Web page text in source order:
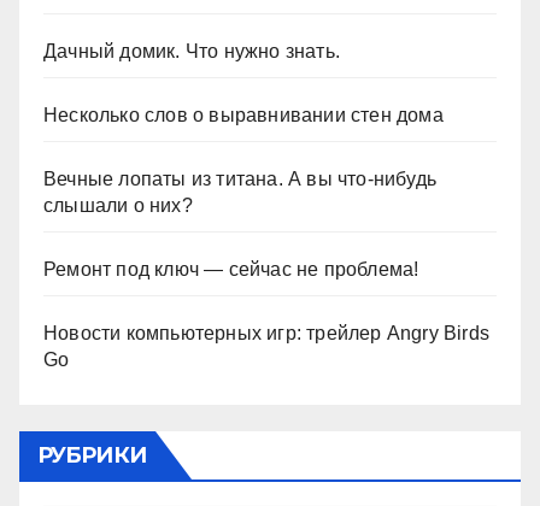
Дачный домик. Что нужно знать.
Несколько слов о выравнивании стен дома
Вечные лопаты из титана. А вы что-нибудь
слышали о них?
Ремонт под ключ — сейчас не проблема!
Новости компьютерных игр: трейлер Angry Birds
Go
РУБРИКИ